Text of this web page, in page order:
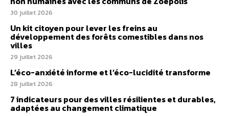
30 juillet 2026
Un kit citoyen pour lever les freins au
développement des forêts comestibles dans nos
villes
29 juillet 2026
L’éco-anxiété informe et l’éco-lucidité transforme
28 juillet 2026
7 indicateurs pour des villes résilientes et durables,
adaptées au changement climatique